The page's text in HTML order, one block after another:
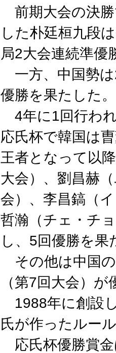
前期大会の決勝
した朴廷桓九段
局2大会連続準優
一方、中国勢は
優勝を果たした。
4年に1回行わ
応氏杯で韓国は
王者となって以
大会）、劉昌赫
会）、李昌鎬（
哲瀚（チェ・チ
し、5回優勝を果
その他は中国の
（第7回大会）
1988年に創設
氏が作ったルー
応氏杯優勝賞